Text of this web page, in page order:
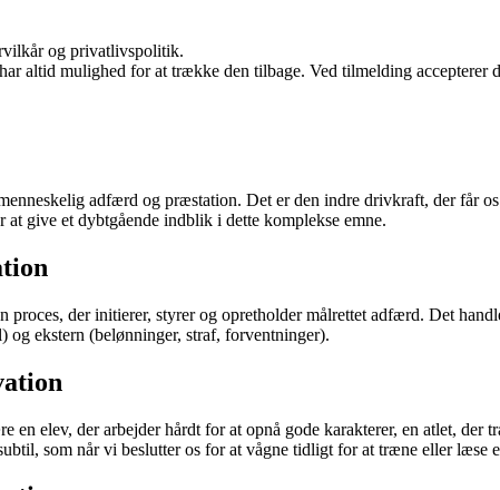
og privatlivspolitik.
altid mulighed for at trække den tilbage. Ved tilmelding accepterer
adfærd og præstation. Det er den indre drivkraft, der får
give et dybtgående indblik i dette komplekse emne.
proces, der initierer, styrer og opretholder målrettet adfærd. Det
og ekstern (belønninger, straf, forventninger).
en elev, der arbejder hårdt for at opnå gode karakterer, en atlet,
som når vi beslutter os for at vågne tidligt for at træne eller læse